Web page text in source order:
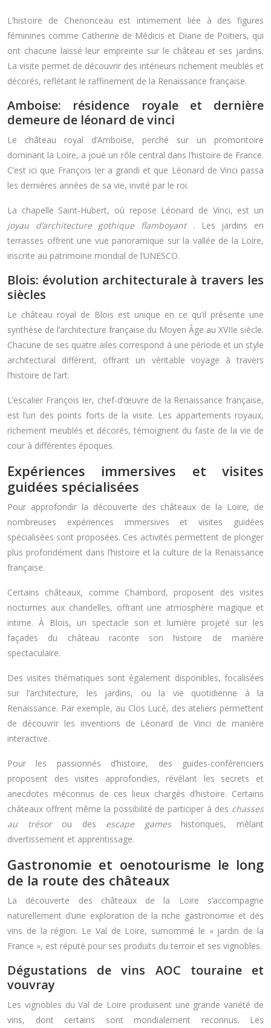
L’histoire de Chenonceau est intimement liée à des figures
féminines comme Catherine de Médicis et Diane de Poitiers, qui
ont chacune laissé leur empreinte sur le château et ses jardins.
La visite permet de découvrir des intérieurs richement meublés et
décorés, reflétant le raffinement de la Renaissance française.
Amboise: résidence royale et dernière
demeure de léonard de vinci
Le château royal d’Amboise, perché sur un promontoire
dominant la Loire, a joué un rôle central dans l’histoire de France.
C’est ici que François Ier a grandi et que Léonard de Vinci passa
les dernières années de sa vie, invité par le roi.
La chapelle Saint-Hubert, où repose Léonard de Vinci, est un
joyau d’architecture gothique flamboyant . Les jardins en
terrasses offrent une vue panoramique sur la vallée de la Loire,
inscrite au patrimoine mondial de l’UNESCO.
Blois: évolution architecturale à travers les
siècles
Le château royal de Blois est unique en ce qu’il présente une
synthèse de l’architecture française du Moyen Âge au XVIIe siècle.
Chacune de ses quatre ailes correspond à une période et un style
architectural différent, offrant un véritable voyage à travers
l’histoire de l’art.
L’escalier François Ier, chef-d’œuvre de la Renaissance française,
est l’un des points forts de la visite. Les appartements royaux,
richement meublés et décorés, témoignent du faste de la vie de
cour à différentes époques.
Expériences immersives et visites
guidées spécialisées
Pour approfondir la découverte des châteaux de la Loire, de
nombreuses expériences immersives et visites guidées
spécialisées sont proposées. Ces activités permettent de plonger
plus profondément dans l’histoire et la culture de la Renaissance
française.
Certains châteaux, comme Chambord, proposent des visites
nocturnes aux chandelles, offrant une atmosphère magique et
intime. À Blois, un spectacle son et lumière projeté sur les
façades du château raconte son histoire de manière
spectaculaire.
Des visites thématiques sont également disponibles, focalisées
sur l’architecture, les jardins, ou la vie quotidienne à la
Renaissance. Par exemple, au Clos Lucé, des ateliers permettent
de découvrir les inventions de Léonard de Vinci de manière
interactive.
Pour les passionnés d’histoire, des guides-conférenciers
proposent des visites approfondies, révélant les secrets et
anecdotes méconnus de ces lieux chargés d’histoire. Certains
châteaux offrent même la possibilité de participer à des chasses
au trésor ou des escape games historiques, mêlant
divertissement et apprentissage.
Gastronomie et oenotourisme le long
de la route des châteaux
La découverte des châteaux de la Loire s’accompagne
naturellement d’une exploration de la riche gastronomie et des
vins de la région. Le Val de Loire, surnommé le « jardin de la
France », est réputé pour ses produits du terroir et ses vignobles.
Dégustations de vins AOC touraine et
vouvray
Les vignobles du Val de Loire produisent une grande variété de
vins, dont certains sont mondialement reconnus. Les